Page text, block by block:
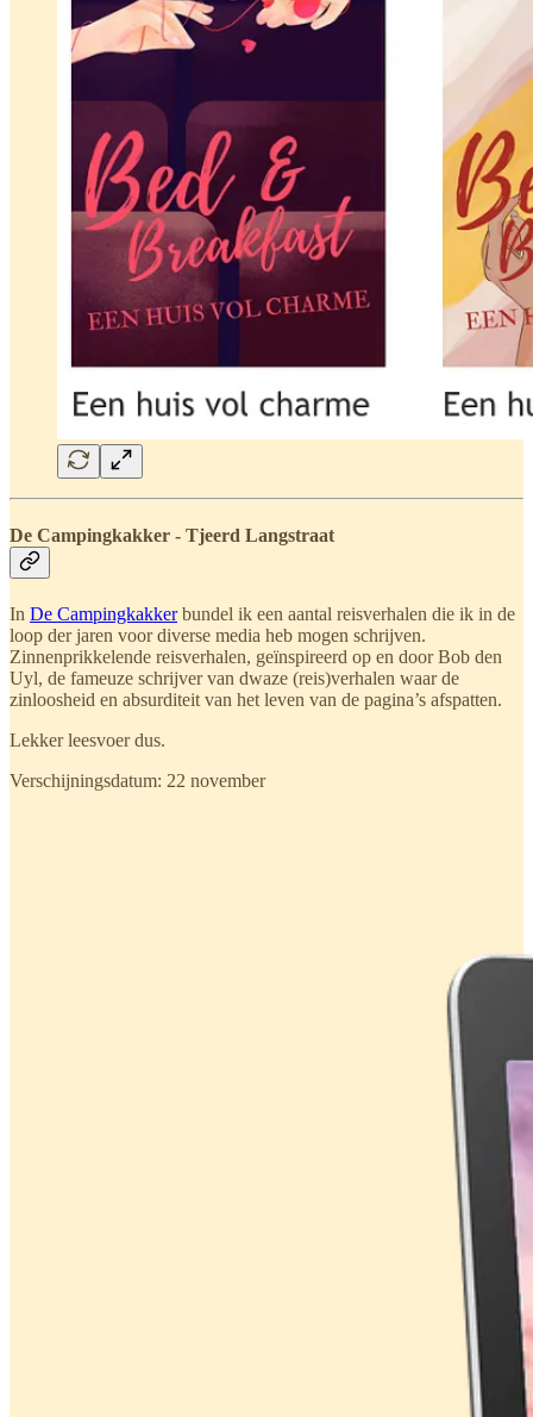
De Campingkakker - Tjeerd Langstraat
In De Campingkakkerbundel ik een aantal reisverhalen die ik in de
loop der jaren voor diverse media heb mogen schrijven.
Zinnenprikkelende reisverhalen, geïnspireerd op en door Bob den
Uyl, de fameuze schrijver van dwaze (reis)verhalen waar de
zinloosheid en absurditeit van het leven van de pagina’s afspatten.
Lekker leesvoer dus.
Verschijningsdatum: 22 november